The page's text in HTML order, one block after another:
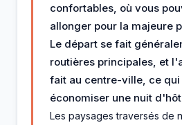
confortables, où vous
allonger pour la majeure
Le départ se fait
routières principales, et
fait au centre-ville, ce
économiser une nuit
Les paysages traversés de